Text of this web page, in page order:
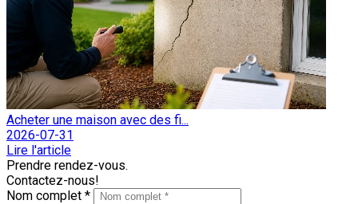
Acheter une maison avec des fi...
2026-07-31
Lire l'article
Prendre rendez-vous.
Contactez-nous!
Nom complet *